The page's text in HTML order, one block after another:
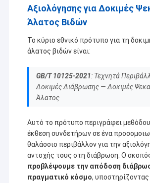
Αξιολόγησης για Δοκιμές
Άλατος Βιδών
Το κύριο εθνικό πρότυπο για τη
άλατος βιδών είναι:
GB/T 10125-2021: Τεχνητά
Δοκιμές Διάβρωσης — Δοκιμές
Άλατος
Αυτό το πρότυπο περιγράφει
έκθεση συνδετήρων σε ένα
θαλάσσιο περιβάλλον για την
αντοχής τους στη διάβρωση. Ο σκοπός
προβλέψουμε την απόδοση
πραγματικό κόσμο, υποστηρίζοντας